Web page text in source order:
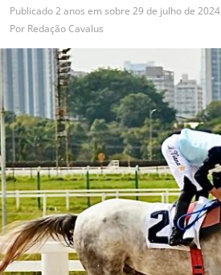
Publicado2 anos em sobre 29 de julho de 2024
Por Redação Cavalus